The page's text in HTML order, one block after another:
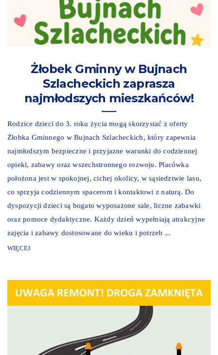
Żłobek Gminny w Bujnach
Szlacheckich zaprasza
najmłodszych mieszkańców!
Rodzice dzieci do 3. roku życia mogą skorzystać z oferty
Żłobka Gminnego w Bujnach Szlacheckich, który zapewnia
najmłodszym bezpieczne i przyjazne warunki do codziennej
opieki, zabawy oraz wszechstronnego rozwoju. Placówka
położona jest w spokojnej, cichej okolicy, w sąsiedztwie lasu,
co sprzyja codziennym spacerom i kontaktowi z naturą. Do
dyspozycji dzieci są bogato wyposażone sale, liczne zabawki
oraz pomoce dydaktyczne. Każdy dzień wypełniają atrakcyjne
zajęcia i zabawy dostosowane do wieku i potrzeb ...
WIĘCEJ